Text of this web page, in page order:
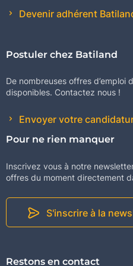
Devenir adhérent
Postuler chez Batiland
De nombreuses offres d’emploi
disponibles. Contactez nous !
Envoyer votre
Pour ne rien manquer
Inscrivez vous à notre
offres du moment directement
S'inscrire à la
Restons en contact